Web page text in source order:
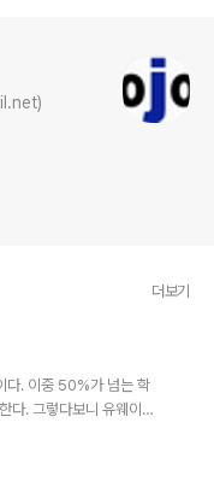
더보기
다. 이중 50%가 넘는 학
다. 그렇다보니 유웨이는
로 확장, 발전시킨 것이